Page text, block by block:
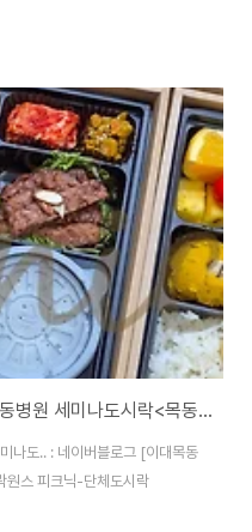
[이대목동병원 단체도시락]이대목동병원 세미나도시락<목동도시락/단체도시락/도시락케이터링:원스피크닉>
나도.. : 네이버블로그 [이대목동
원스 피크닉-단체도시락